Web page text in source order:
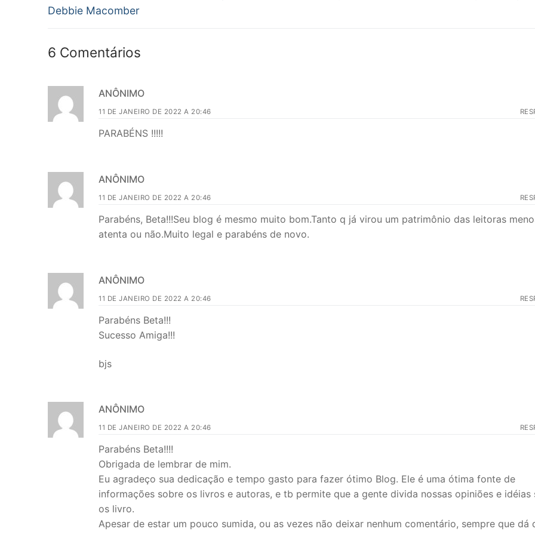
Post
anterior:
Debbie Macomber
6 Comentários
ANÔNIMO
11 DE JANEIRO DE 2022 A 20:46
PARABÉNS !!!!!
ANÔNIMO
11 DE JANEIRO DE 2022 A 20:46
Parabéns, Beta!!!Seu blog é mesmo muito bom.Tanto q já virou um patrimônio das leitoras
atenta ou não.Muito legal e parabéns de novo.
ANÔNIMO
11 DE JANEIRO DE 2022 A 20:46
Parabéns Beta!!!
Sucesso Amiga!!!
bjs
ANÔNIMO
11 DE JANEIRO DE 2022 A 20:46
Parabéns Beta!!!!
Obrigada de lembrar de mim.
Eu agradeço sua dedicação e tempo gasto para fazer ótimo Blog. Ele é uma ótima fonte de
informações sobre os livros e autoras, e tb permite que a gente divida nossas opiniões e idéias
os livro.
Apesar de estar um pouco sumida, ou as vezes não deixar nenhum comentário, sempre que dá